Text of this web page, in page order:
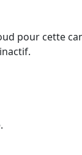
pour cette